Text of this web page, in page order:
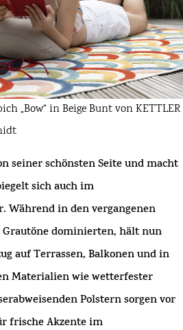
„Bow“ in Beige Bunt von KETTLER
seiner schönsten Seite und macht
sich auch im
Während in den vergangenen
dominierten, hält nun
auf Terrassen, Balkonen und in
Materialien wie wetterfester
Polstern sorgen vor
frische Akzente im